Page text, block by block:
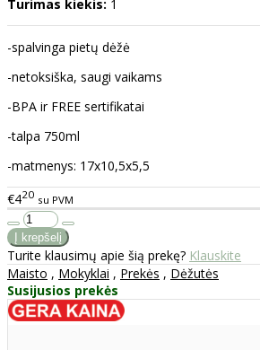
Turimas kiekis: 1
-spalvinga pietų dėžė
-netoksiška, saugi vaikams
-BPA ir FREE sertifikatai
-talpa 750ml
-matmenys: 17x10,5x5,5
€420 su PVM
Turite klausimų apie šią prekę? Klauskite
Maisto , Mokyklai , Prekės , Dėžutės
Susijusios prekės